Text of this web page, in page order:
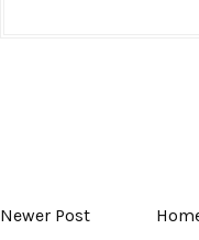
Newer Post